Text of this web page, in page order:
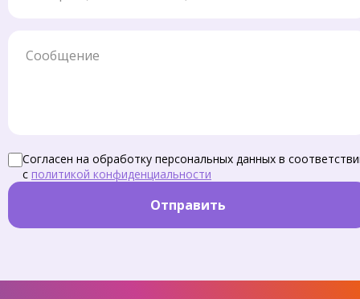
Согласен на обработку персональных данных в
с политикой конфиденциальности
Отправить